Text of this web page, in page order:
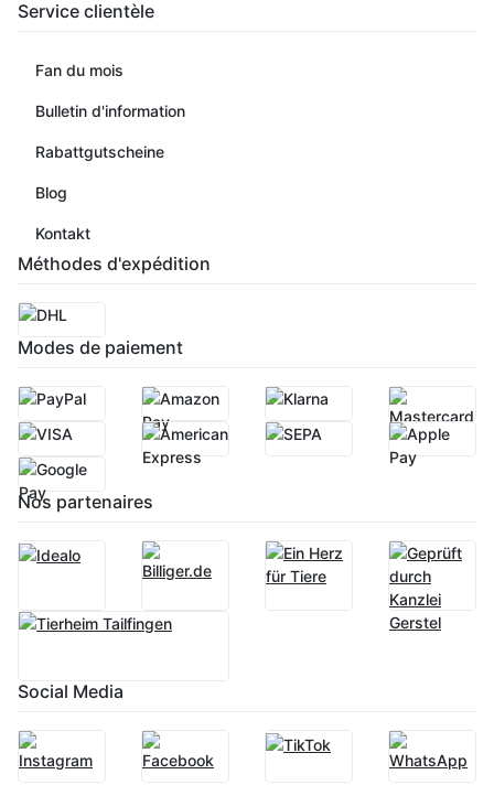
Service clientèle
Fan du mois
Bulletin d'information
Rabattgutscheine
Blog
Kontakt
Méthodes d'expédition
Modes de paiement
Nos partenaires
Social Media